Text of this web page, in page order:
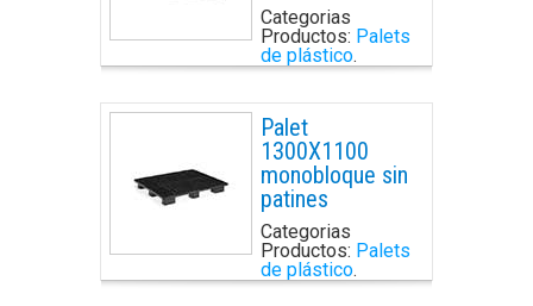
Categorias
Productos: Palets
de plástico.
Palet
1300X1100
monobloque sin
patines
Categorias
Productos: Palets
de plástico.